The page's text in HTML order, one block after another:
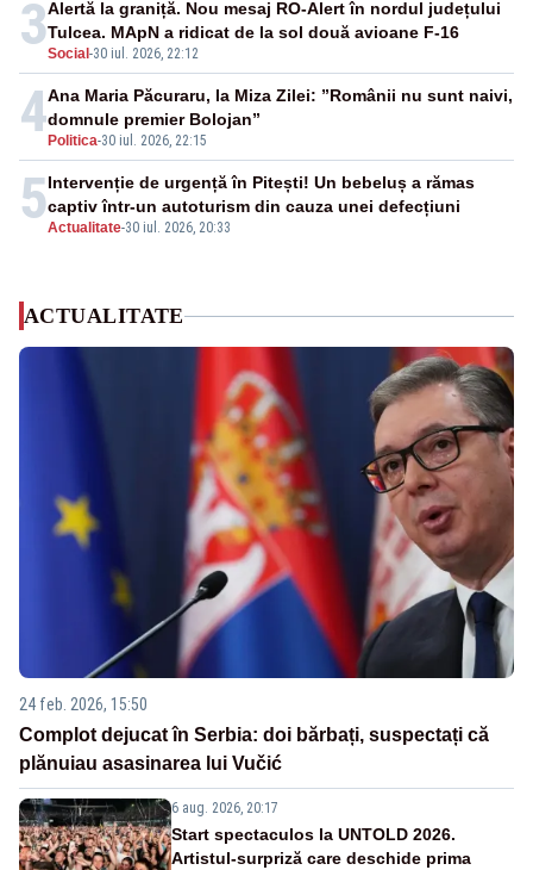
3Social -30 iul. 2026, 22:12
Alertă la graniță. Nou mesaj RO-Alert în nordul județului
Tulcea. MApN a ridicat de la sol două avioane F-16
4 Politica-30 iul. 2026, 22:15
Ana Maria Păcuraru, la Miza Zilei: ”Românii nu sunt naivi,
domnule premier Bolojan”
5Actualitate-30 iul. 2026, 20:33
Intervenție de urgență în Pitești! Un bebeluș a rămas
captiv într-un autoturism din cauza unei defecțiuni
ACTUALITATE
24 feb. 2026, 15:50
Complot dejucat în Serbia: doi bărbați, suspectați că
plănuiau asasinarea lui Vučić
6 aug. 2026, 20:17
Start spectaculos la UNTOLD 2026.
Artistul-surpriză care deschide prima